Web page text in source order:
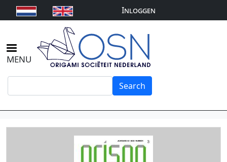
Overslaan en naar de inhoud gaanUser
account
menu
Inloggen
MENU
Search